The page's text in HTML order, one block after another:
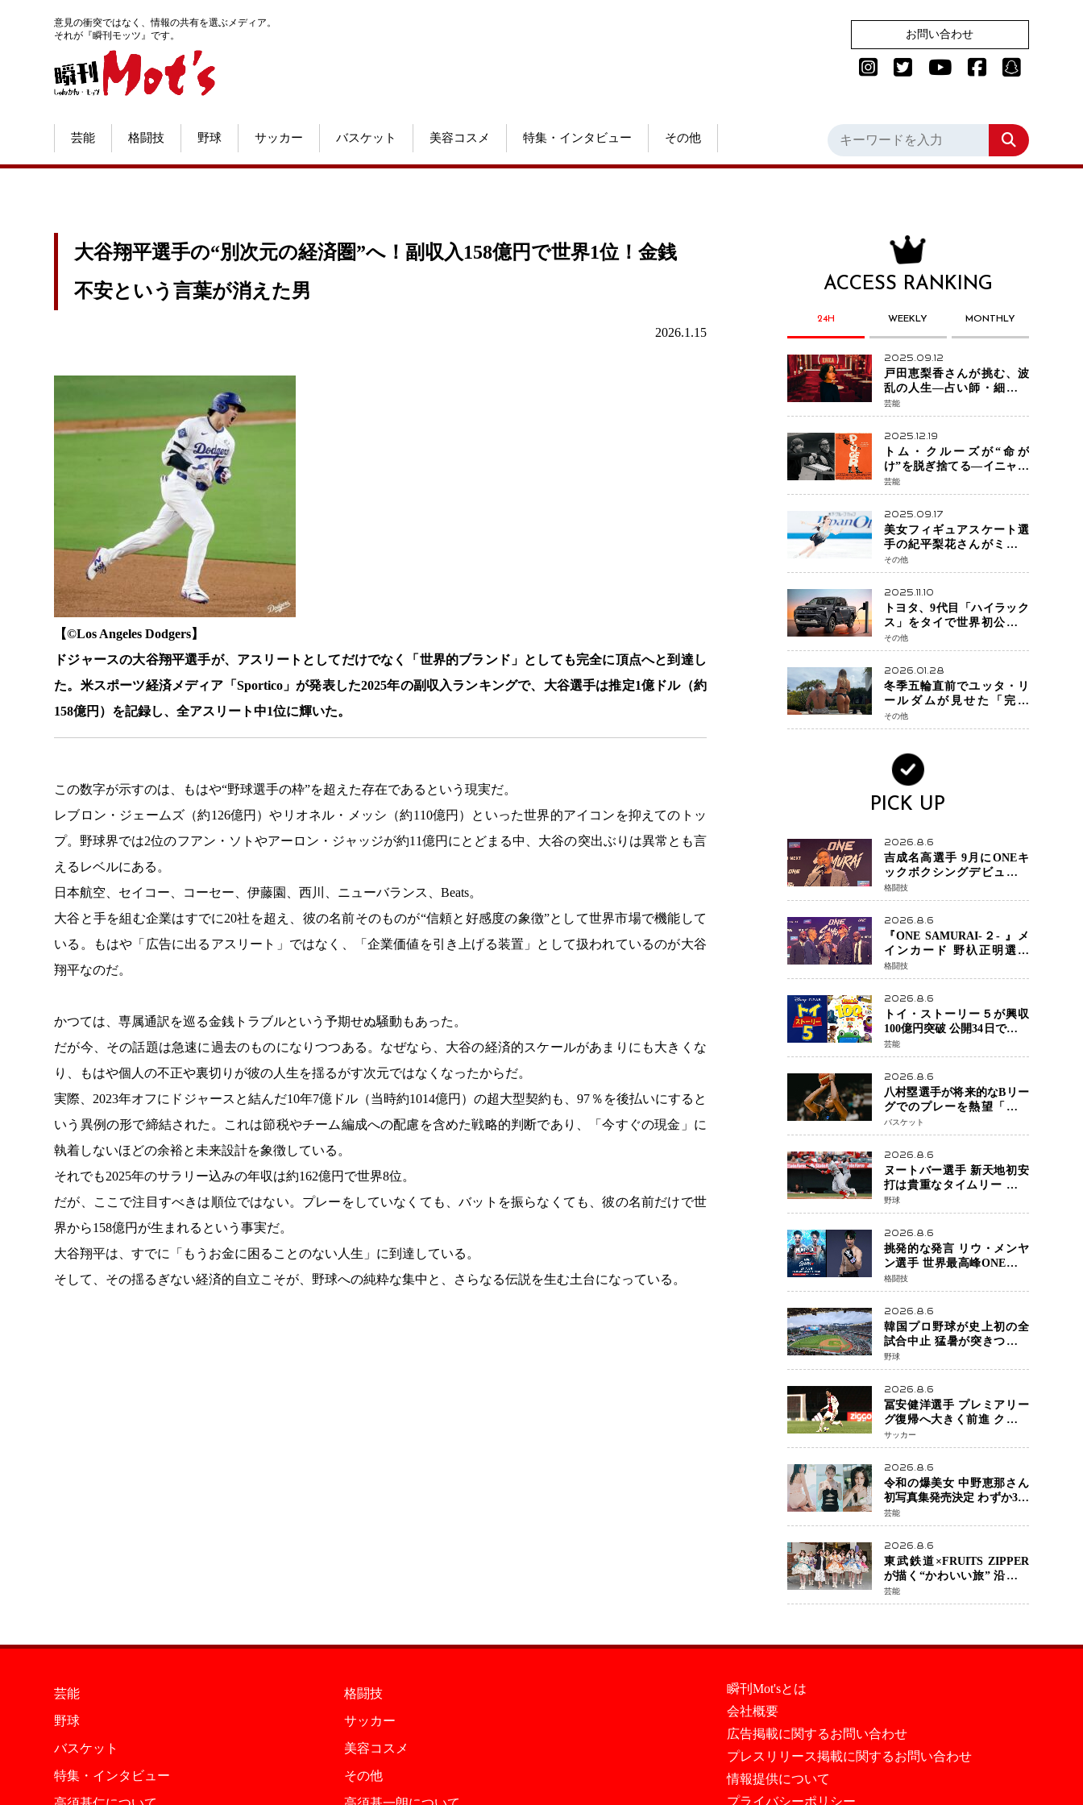
意見の衝突ではなく、情報の共有を選ぶメディア。
それが『瞬刊モッツ』です。
お問い合わせ
芸能 格闘技 野球 サッカー バスケット 美容コスメ 特集・インタビュー その他
大谷翔平選手の“別次元の経済圏”へ！副収入158億円で世界1位！金銭
不安という言葉が消えた男
2026.1.15
【©️Los Angeles Dodgers】
ドジャースの大谷翔平選手が、アスリートとしてだけでなく「世界的ブランド」としても完全に頂点へと到達し
た。米スポーツ経済メディア「Sportico」が発表した2025年の副収入ランキングで、大谷選手は推定1億ドル（約
158億円）を記録し、全アスリート中1位に輝いた。
この数字が示すのは、もはや“野球選手の枠”を超えた存在であるという現実だ。
レブロン・ジェームズ（約126億円）やリオネル・メッシ（約110億円）といった世界的アイコンを抑えてのトッ
プ。野球界では2位のフアン・ソトやアーロン・ジャッジが約11億円にとどまる中、大谷の突出ぶりは異常とも言
えるレベルにある。
日本航空、セイコー、コーセー、伊藤園、西川、ニューバランス、Beats。
大谷と手を組む企業はすでに20社を超え、彼の名前そのものが“信頼と好感度の象徴”として世界市場で機能して
いる。もはや「広告に出るアスリート」ではなく、「企業価値を引き上げる装置」として扱われているのが大谷
翔平なのだ。
かつては、専属通訳を巡る金銭トラブルという予期せぬ騒動もあった。
だが今、その話題は急速に過去のものになりつつある。なぜなら、大谷の経済的スケールがあまりにも大きくな
り、もはや個人の不正や裏切りが彼の人生を揺るがす次元ではなくなったからだ。
実際、2023年オフにドジャースと結んだ10年7億ドル（当時約1014億円）の超大型契約も、97％を後払いにすると
いう異例の形で締結された。これは節税やチーム編成への配慮を含めた戦略的判断であり、「今すぐの現金」に
執着しないほどの余裕と未来設計を象徴している。
それでも2025年のサラリー込みの年収は約162億円で世界8位。
だが、ここで注目すべきは順位ではない。プレーをしていなくても、バットを振らなくても、彼の名前だけで世
界から158億円が生まれるという事実だ。
大谷翔平は、すでに「もうお金に困ることのない人生」に到達している。
そして、その揺るぎない経済的自立こそが、野球への純粋な集中と、さらなる伝説を生む土台になっている。
ACCESS RANKING
24H WEEKLY MONTHLY
2025.09.12
戸田恵梨香さんが挑む、波
乱の人生―占い師・細木数
子をNetflixで実写化
芸能
2025.12.19
トム・クルーズが“命が
け”を脱ぎ捨てる―イニャリ
トゥ監督と挑む前代未聞の
大惨事コメディ「DIGGER
ディガー」始動
芸能
2025.09.17
美女フィギュアスケート選
手の紀平梨花さんがミラノ
五輪出場断念 中部選手権欠
場を発表「安全最優先の判
断」
その他
2025.11.10
トヨタ、9代目「ハイラック
ス」をタイで世界初公開
電動化戦略の象徴となる
BEVモデルを初設定
その他
2026.01.28
冬季五輪直前でユッタ・リ
ールダムが見せた「完成
形」転倒と涙を越えて─ミラ
ノで金を狙うオランダ女王
その他
PICK UP
2026.8.6
吉成名高選手 9月にONEキ
ックボクシングデビュー決
定 チャトリCEOがサプライ
ズ発表 2カ月連続参戦へ
格闘技
2026.8.6
『ONE SAMURAI-２- 』メ
インカード 野杁正明選手
「彼を倒して勝つ」 リウ・
メンヤンとの因縁に決着へ
再起を懸けたONEフェザー
級トーナメント初戦
格闘技
2026.8.6
トイ・ストーリー５が興収
100億円突破 公開34日でピク
サー作品 史上最速 日本歴代
シリーズ最高更新も目前
芸能
2026.8.6
八村塁選手が将来的なBリー
グでのプレーを熱望「一つ
の夢ですね」スター帰還が
リーグ価値を押し上げる可
能性
バスケット
2026.8.6
ヌートバー選手 新天地初安
打は貴重なタイムリー 本拠
地ファンが大歓声 笑顔で歓
喜
野球
2026.8.6
挑発的な発言 リウ・メンヤ
ン選手 世界最高峰ONEで浮
き彫りになる 日本キックボ
クシングが直面する“技術
戦”の現在地
格闘技
2026.8.6
韓国プロ野球が史上初の全
試合中止 猛暑が突きつけた
「屋外スポーツの限界」 日
本発のドーム型施設時代へ
野球
2026.8.6
冨安健洋選手 プレミアリー
グ復帰へ大きく前進 クリス
タルパレス加入目前 メディ
カルチェックも通過
サッカー
2026.8.6
令和の爆美女 中野恵那さん
初写真集発売決定 わずか3日
で2560万インプレッション
を記録した話題の美貌を凝
縮
芸能
2026.8.6
東武鉄道×FRUITS ZIPPER
が描く“かわいい旅” 沿線を
舞台にした「TOBU KAWAII
PROJECT」が開幕
芸能
芸能
格闘技
野球
サッカー
バスケット
美容コスメ
特集・インタビュー
その他
瞬刊Mot'sとは
会社概要
広告掲載に関するお問い合わせ
プレスリリース掲載に関するお問い合わせ
情報提供について
プライバシーポリシー